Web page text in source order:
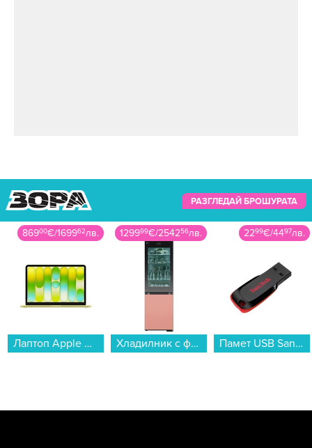
РАЗГЛЕДАЙ БРОШУРАТА
86900€/169962лв.
Лаптоп Apple MacBook Neo 13" 512GB Citrus mhfe4 , 13.00 , 512 , 8 , Apple A18 Pro 5 Core GPU , Apple A18 Pro 6 Core , Mac OS...
129999€/254256лв.
Хладилник с фризер LG GBG719MDNN*** , 352 l, D , No Frost...
2299€/4497лв.
Памет USB SanDisk CRUZER BLADE 128 GB SDCZ50-128G-B35...